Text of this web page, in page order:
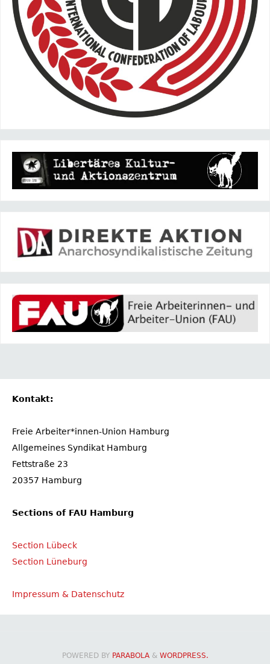
Kontakt:
Freie Arbeiter*innen-Union Hamburg
Allgemeines Syndikat Hamburg
Fettstraße 23
20357 Hamburg
Sections of FAU Hamburg
Section Lübeck
Section Lüneburg
Impressum & Datenschutz
POWERED BY PARABOLA& WORDPRESS.